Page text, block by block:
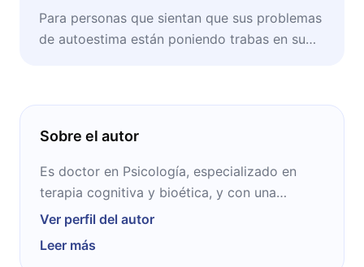
Para personas que sientan que sus problemas
de autoestima están poniendo trabas en su
Sobre el autor
Es doctor en Psicología, especializado en
terapia cognitiva y bioética, y con una
trayectoria como psicólogo clínico de más de
del mundo debido a la popularidad de libros
Ver perfil del autor
Leer más